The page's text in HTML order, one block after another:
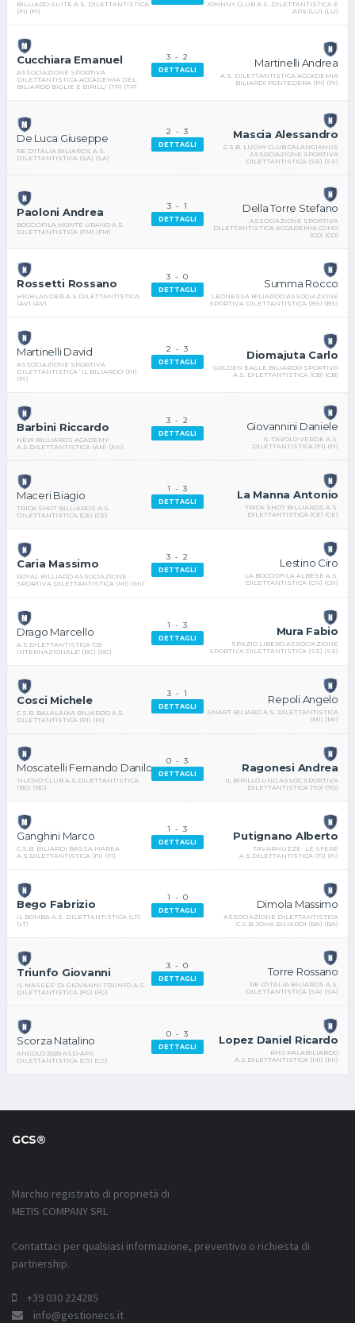
BILLIARD SUITE A.S. DILETTANTISTICA
(FI) (FI)
JOHNNY CLUB A.S. DILETTANTISTICA E
APS (LU) (LU)
Cucchiara Emanuel
ASSOCIAZIONE SPORTIVA
DILETTANTISTICA ACCADEMIA DEL
BILIARDO BIGLIE E BIRILLI (TP) (TP)
3 -2
DETTAGLI
Martinelli Andrea
A.S. DILETTANTISTICA ACCADEMIA
BILIARDI PONTEDERA (PI) (PI)
De Luca Giuseppe
RE D'ITALIA BILIARDS A.S.
DILETTANTISTICA (SA) (SA)
2 -3
DETTAGLI
Mascia Alessandro
C.S.B. LUCHY CLUB CALANGIANUS
ASSOCIAZIONE SPORTIVA
DILETTANTISTICA (SS) (SS)
Paoloni Andrea
BOCCIOFILA MONTE URANO A.S.
DILETTANTISTICA (FM) (FM)
3 -1
DETTAGLI
Della Torre Stefano
ASSOCIAZIONE SPORTIVA
DILETTANTISTICA ACCADEMIA COMO
(CO) (CO)
Rossetti Rossano
HIGHLANDER A.S.DILETTANTISTICA
(AV) (AV)
3 -0
DETTAGLI
Summa Rocco
LEONESSA BILIARDO ASSOCIAZIONE
SPORTIVA DILETTANTISTICA (BS) (BS)
Martinelli David
ASSOCIAZIONE SPORTIVA
DILETTANTISTICA ' IL BILIARDO' (PI)
(PI)
2 -3
DETTAGLI
Diomajuta Carlo
GOLDEN EAGLE BILIARDO SPORTIVO
A.S. DILETTANTISTICA (CB) (CB)
Barbini Riccardo
NEW BILLIARDS ACADEMY
A.S.DILETTANTISTICA (AN) (AN)
3 -2
DETTAGLI
Giovannini Daniele
IL TAVOLO VERDE A.S.
DILETTANTISTICA (FI) (FI)
Maceri Biagio
TRICK SHOT BILLIARDS A.S.
DILETTANTISTICA (CE) (CE)
1 -3
DETTAGLI
La Manna Antonio
TRICK SHOT BILLIARDS A.S.
DILETTANTISTICA (CE) (CE)
Caria Massimo
ROYAL BILLIARD ASSOCIAZIONE
SPORTIVA DILETTANTISTICA (MI) (MI)
3 -2
DETTAGLI
Lestino Ciro
LA BOCCIOFILA ALBESE A.S.
DILETTANTISTICA (CN) (CN)
Drago Marcello
A.S.DILETTANTISTICA 'CB
INTERNAZIONALE' (RG) (RG)
1 -3
DETTAGLI
Mura Fabio
SPAZIO LIBERO ASSOCIAZIONE
SPORTIVA DILETTANTISTICA (SS) (SS)
Cosci Michele
C.S.B. BALALAIKA BILIARDO A.S.
DILETTANTISTICA (PI) (PI)
3 -1
DETTAGLI
Repoli Angelo
SMART BILIARD A.S. DILETTANTISTICA
(MI) (MI)
Moscatelli Fernando Danilo
'NUOVO' CLUB A.S.DILETTANTISTICA
(BG) (BG)
0 -3
DETTAGLI
Ragonesi Andrea
IL BIRILLO UNO ASSOC.SPORTIVA
DILETTANTISTICA (TO) (TO)
Ganghini Marco
C.S.B. BILIARDI BASSA MAREA
A.S.DILETTANTISTICA (FI) (FI)
1 -3
DETTAGLI
Putignano Alberto
TAVARNUZZE- LE SFERE
A.S.DILETTANTISTICA (FI) (FI)
Bego Fabrizio
IL BOMBA A.S. DILETTANTISTICA (LT)
(LT)
1 - 0
DETTAGLI
Dimola Massimo
ASSOCIAZIONE DILETTANTISTICA
C.S.B. JOHA BILIARDI (BA) (BA)
Triunfo Giovanni
IL MASSEE' DI GIOVANNI TRUNFO A.S.
DILETTANTISTICA (FG) (FG)
3 -0
DETTAGLI
Torre Rossano
RE D'ITALIA BILIARDS A.S.
DILETTANTISTICA (SA) (SA)
Scorza Natalino
ANGOLO 2020 ASD-APS
DILETTANTISTICA (CS) (CS)
0 -3
DETTAGLI
Lopez Daniel Ricardo
RHO PALABILIARDO
A.S.DILETTANTISTICA (MI) (MI)
GCS®
Marchio registrato di proprietà di
METIS COMPANY SRL
Contattaci per qualsiasi informazione, preventivo o richiesta di
partnership.
+39 030 224285
info@gestionecs.it